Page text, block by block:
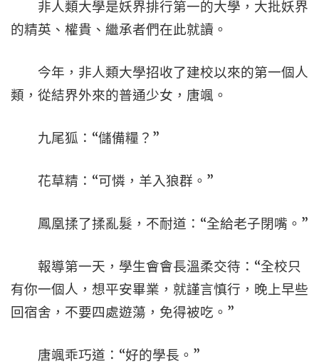
非人類大學是妖界排行第一的大學，大批妖界
的精英、權貴、繼承者們在此就讀。
今年，非人類大學招收了建校以來的第一個人
類，從結界外來的普通少女，唐颯。
九尾狐：“儲備糧？”
花草精：“可憐，羊入狼群。”
鳳凰揉了揉亂髮，不耐道：“全給老子閉嘴。”
報導第一天，學生會會長溫柔交待：“全校只
有你一個人，想平安畢業，就謹言慎行，晚上早些
回宿舍，不要四處遊蕩，免得被吃。”
唐颯乖巧道：“好的學長。”